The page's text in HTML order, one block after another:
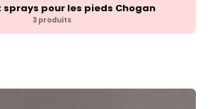
sprays pour les pieds Chogan
3 produits